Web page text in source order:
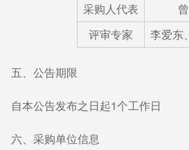
采购人代表
评审专家
李爱东
五、公告期限
自本公告发布之日起1个工作日
六、采购单位信息